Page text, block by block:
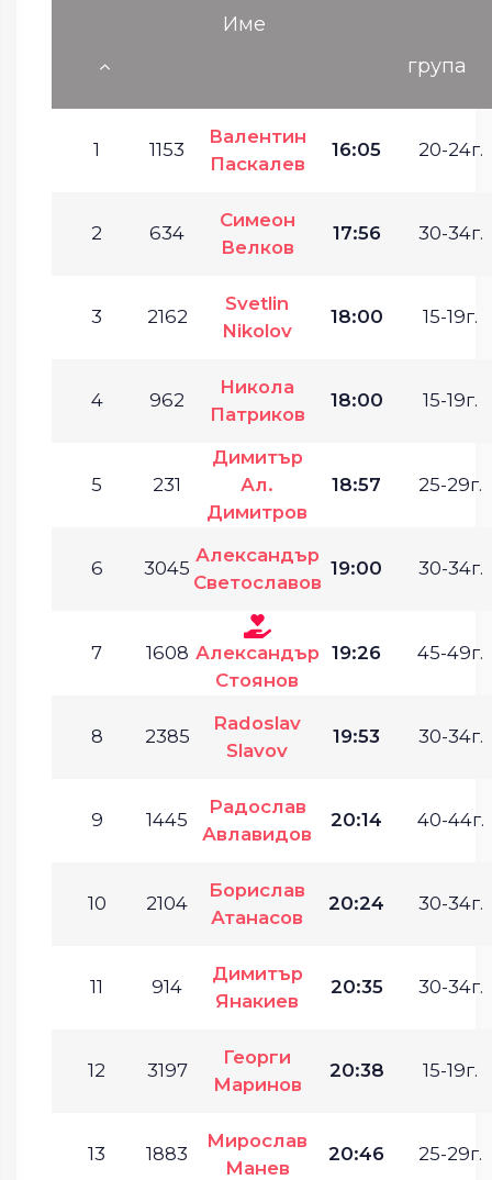
Име
група
1 1153
Валентин
Паскалев
16:05 20-24г.
2 634
Симеон
Велков
17:56 30-34г.
3 2162
Svetlin
Nikolov
18:00 15-19г.
4 962
Никола
Патриков
18:00 15-19г.
5 231
Димитър
Ал.
Димитров
18:57 25-29г.
6 3045
Александър
Светославов
19:00 30-34г.
7 1608 Александър
Стоянов
19:26 45-49г.
8 2385
Radoslav
Slavov
19:53 30-34г.
9 1445
Радослав
Авлавидов
20:14 40-44г.
10 2104
Борислав
Атанасов
20:24 30-34г.
11 914
Димитър
Янакиев
20:35 30-34г.
12 3197
Георги
Маринов
20:38 15-19г.
13 1883
Мирослав
Манев
20:46 25-29г.